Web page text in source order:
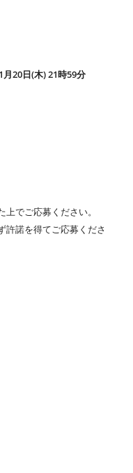
20日(木) 21時59分
でご応募ください。
許諾を得てご応募くださ